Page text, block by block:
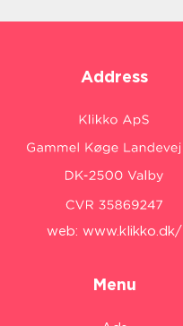
Address
web: www.klikko.dk/
Menu